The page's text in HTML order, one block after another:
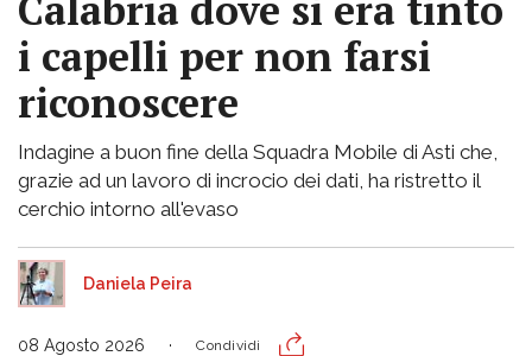
i capelli per non farsi
riconoscere
Indagine a buon fine della Squadra Mobile di Asti che,
grazie ad un lavoro di incrocio dei dati, ha ristretto il
cerchio intorno all'evaso
Daniela Peira
08 Agosto 2026 Condividi